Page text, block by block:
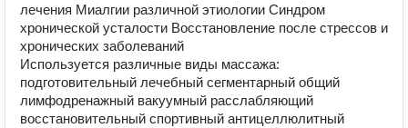
лечения Миалгии различной этиологии Синдром
хронической усталости Восстановление после стрессов и
хронических заболеваний
Используется различные виды массажа:
подготовительный лечебный сегментарный общий
лимфодренажный вакуумный расслабляющий
восстановительный спортивный антицеллюлитный